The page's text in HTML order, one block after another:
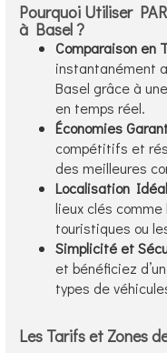
Pourquoi Utiliser
à Basel ?
Comparaison en
instantanément
Basel grâce à
en temps réel.
Économies
compétitifs et
des meilleures
Localisation
lieux clés
touristiques ou
Simplicité et
et bénéficiez
types de
Les Tarifs et Zones